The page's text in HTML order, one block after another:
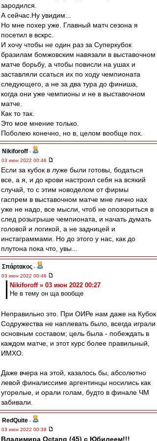
зародился.
А сейчас.Ну увидим...
Но мне похер уже. Главный матч сезона я
посетил в вскрс.
И хочу чтобы не один раз за Суперкубок
бразилам бомжовским навязали в выставочном
матче борьбу, а чтобы повисли на ушах и
заставляли ссаться их по ходу чемпионата
следующего, а не за два тура до финиша,
когда они уже чемпионы и не в выставочном
матче.
Как то так.
Это мое мнение только.
Поболею конечно, но в, целом вообще пох.
Nikiforoff -
03 июн 2022 00:46
Если за кубок в луже были готовы, бодаться
все, а я, и до крови настроил себя на всякий
случай, то с этим новоделом от фирмы
гаспрем в выставочном матче мне лично нах
уже не надо, все мысли, чтоб не опозориться в
след розыгрыше чемпионата, и начать думать
головой и логикой, а не задницей и
инстаграммами. Но до этого у нас, как до
плутона пока что, увы...
Σπάρτακος -
03 июн 2022 00:46
Nikiforoff » 03 июн 2022 00:27
Не в тему он ща вообще
Неправильно это. При ОИРе нам даже на Кубок
Содружества не наплевать было, всегда играли
основным составом; цель была - побеждать в
каждом матче, и этот курс более правильный,
ИМХО.
Даже вчера на этой, казалось бы, абсолютно
левой финалиссиме аргентинцы носились как
угорелые, и орали голам, будто в финале ЧМ
забивали.
RedQuite -
03 июн 2022 00:38
Владимира Octang (45) с Юбилеем!!!